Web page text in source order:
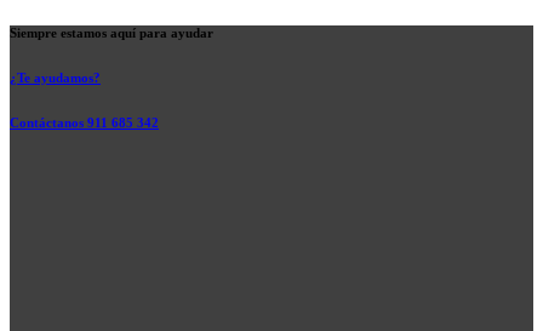
Siempre estamos aquí para ayudar
¿Te ayudamos?
Contáctanos 911 685 342